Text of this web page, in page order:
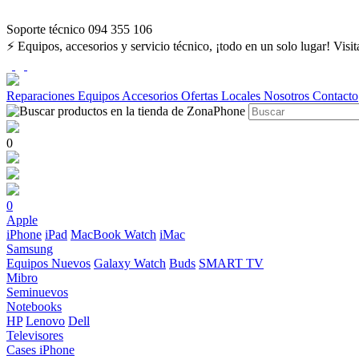
Soporte técnico 094 355 106
⚡ Equipos, accesorios y servicio técnico, ¡todo en un solo lugar!
Reparaciones Equipos Accesorios Ofertas Locales Nosotros Contacto
0
0
Apple
iPhone iPad MacBook Watch iMac
Samsung
Equipos Nuevos Galaxy Watch Buds SMART TV
Mibro
Seminuevos
Notebooks
HP Lenovo Dell
Televisores
Cases iPhone